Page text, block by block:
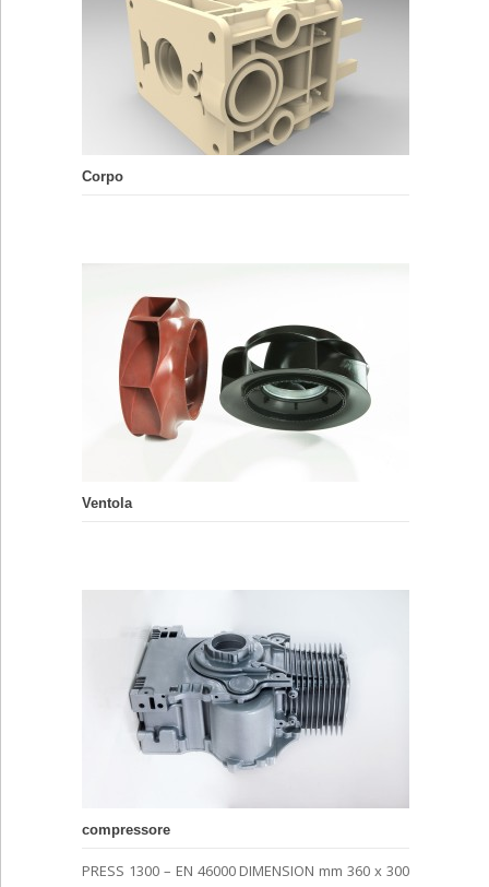
Corpo
Ventola
compressore
PRESS 1300 – EN 46000 DIMENSION mm 360 x 300